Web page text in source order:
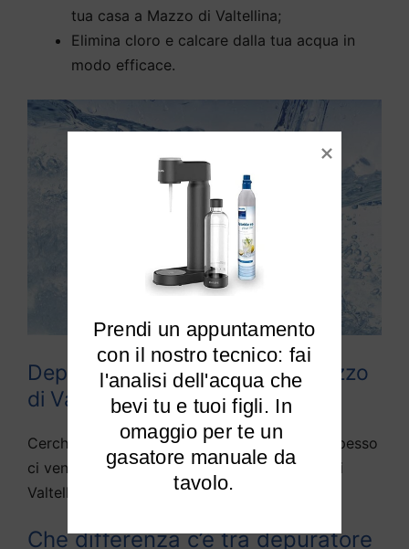
tua casa a Mazzo di Valtellina;
Elimina cloro e calcare dalla tua acqua in
modo efficace.
Depuratori acqua domestici Mazzo
di Valtellina
Cerchiamo di rispondere alle domande che spesso
ci vengono fatte da diversi utenti di Mazzo di
Valtellina e limitrofi:
Che differenza c’è tra depuratore
Prendi un appuntamento
l'analisi dell'acqua che
bevi tu e tuoi figli. In
omaggio per te un
gasatore manuale da
tavolo.